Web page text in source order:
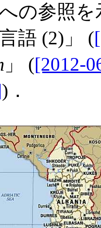
の参照を
語 (2)」 (
」 ([2012-
)．